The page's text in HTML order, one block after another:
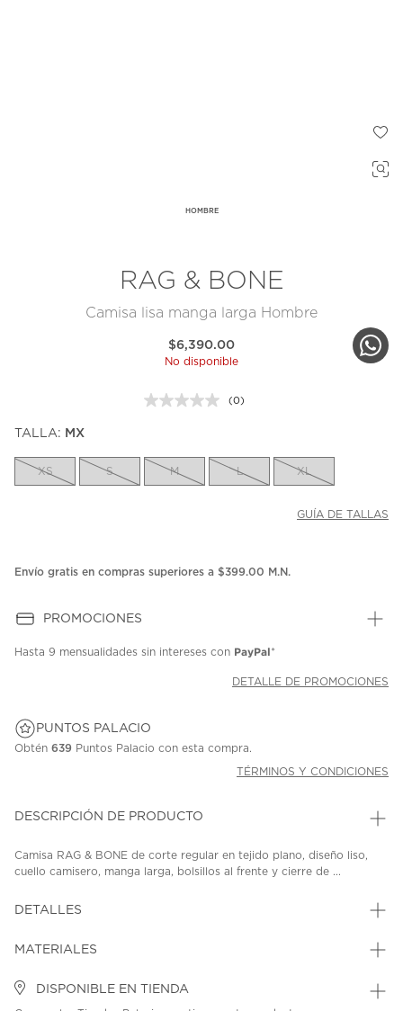
HOMBRE
RAG & BONE
Camisa lisa manga larga Hombre
$6,390.00
No disponible
Sin
la
misma
(0)
TALLA: MX
XS S M L XL
GUÍA DE TALLAS
Envío gratis en compras superiores a $399.00 M.N.
PROMOCIONES
Hasta 9 mensualidades sin intereses con PayPal*
DETALLE DE PROMOCIONES
PUNTOS PALACIO
Obtén 639 Puntos Palacio con esta compra.
TÉRMINOS Y CONDICIONES
DESCRIPCIÓN DE PRODUCTO
Camisa RAG & BONE de corte regular en tejido plano, diseño liso,
cuello camisero, manga larga, bolsillos al frente y cierre de ...
DETALLES
MATERIALES
DISPONIBLE EN TIENDA